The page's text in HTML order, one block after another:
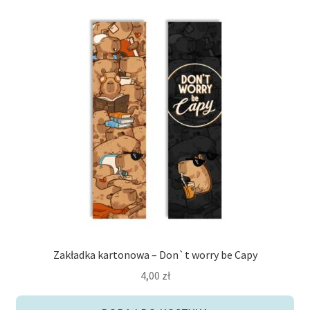
Zakładka kartonowa – Don`t worry be Capy
4,00 zł